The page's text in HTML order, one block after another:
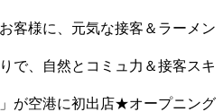
客様に、元気な接客＆ラーメン
で、自然とコミュ力＆接客スキ
が空港に初出店★オープニング